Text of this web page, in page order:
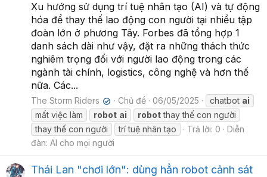
Xu hướng sử dụng trí tuệ nhân tạo (AI) và tự động
hóa để thay thế lao động con người tại nhiều tập
đoàn lớn ở phương Tây. Forbes đã tổng hợp 1
danh sách dài như vậy, đặt ra những thách thức
nghiêm trọng đối với người lao động trong các
ngành tài chính, logistics, công nghệ và hơn thế
nữa. Các...
The Storm Riders ✔ Chủ đề 06/05/2025 chatbot ai
mất việc làm
robot ai robotthay thế con người
thay thế con người
trí tuệ nhân tạo Trả lời: 0
Diễn
đàn: AI cho mọi người
Thái Lan "chơi lớn": dùng hẳn robot cảnh sát